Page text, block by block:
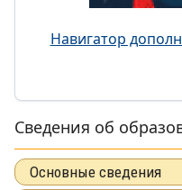
Навигатор
Сведения об
Основные сведения